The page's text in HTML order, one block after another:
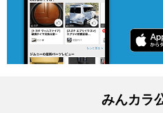
みんカラ